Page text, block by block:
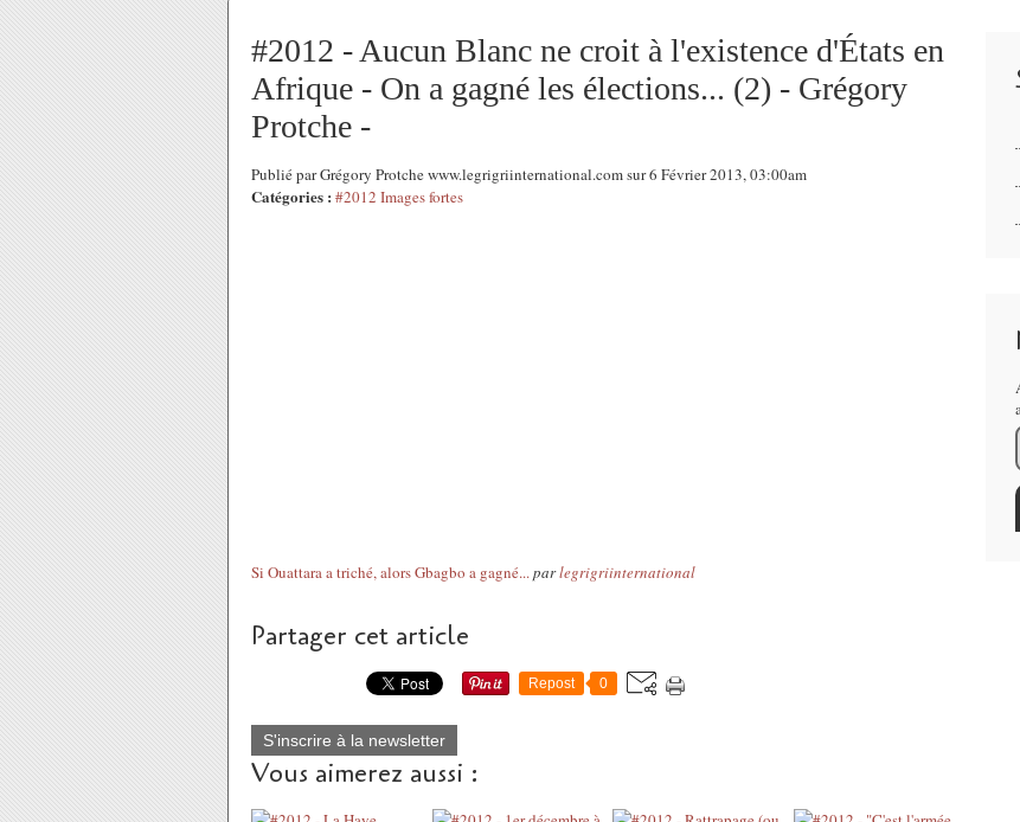
#2012 - Aucun Blanc ne croit à l'existence d'États en
Afrique - On a gagné les élections... (2) - Grégory
Protche -
Publié par Grégory Protche www.legrigriinternational.com sur 6 Février 2013, 03:00am
Catégories : #2012 Images fortes
Si Ouattara a triché, alors Gbagbo a gagné...parlegrigriinternational
Partager cet article
Repost 0
S'inscrire à la newsletter
Vous aimerez aussi :